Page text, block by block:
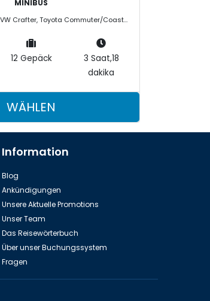
MINIBUS
Mercedes Sprinter, VW Crafter, Toyota Commuter/Coaster
12 Gepäck
3 Saat,18
dakika
WÄHLEN
Information
Blog
Ankündigungen
Unsere Aktuelle Promotions
Unser Team
Das Reisewörterbuch
Über unser Buchungssystem
Fragen